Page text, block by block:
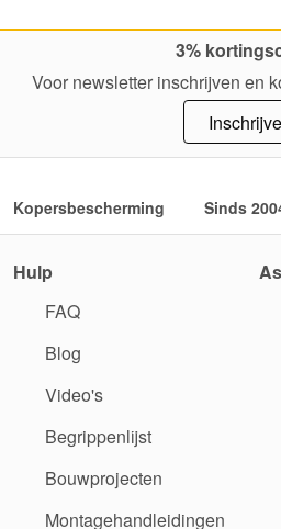
3%
Voor newsletter inschrijven en
Kopersbescherming Sinds
Hulp
FAQ
Blog
Video's
Begrippenlijst
Bouwprojecten
Montagehandleidingen